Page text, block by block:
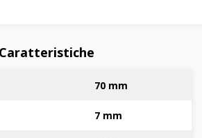
Caratteristiche
70 mm
7 mm